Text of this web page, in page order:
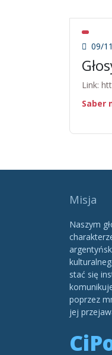
09/
Link:
Saber
Misja
Naszym
stać się
poprzez
jej